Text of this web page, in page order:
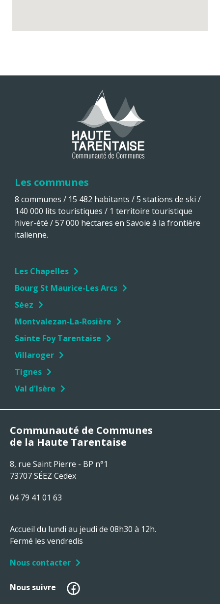
Les communes
8 communes / 15 482 habitants / 5 stations de ski /
140 000 lits touristiques / 1 territoire touristique
hiver-été / 57 000 hectares en Savoie à la frontière
italienne.
Les Chapelles
Bourg St Maurice-Les Arcs
Séez
Montvalezan-La-Rosière
Sainte Foy Tarentaise
Villaroger
Tignes
Val d'Isère
Communauté de Communes
de la Haute Tarentaise
8, rue Saint Pierre - BP n°1
73707 SÉEZ Cedex
04 79 41 01 63
Accueil du lundi au jeudi de 08h30 à 12h.
Fermé les vendredis
Nous contacter
Nous suivre